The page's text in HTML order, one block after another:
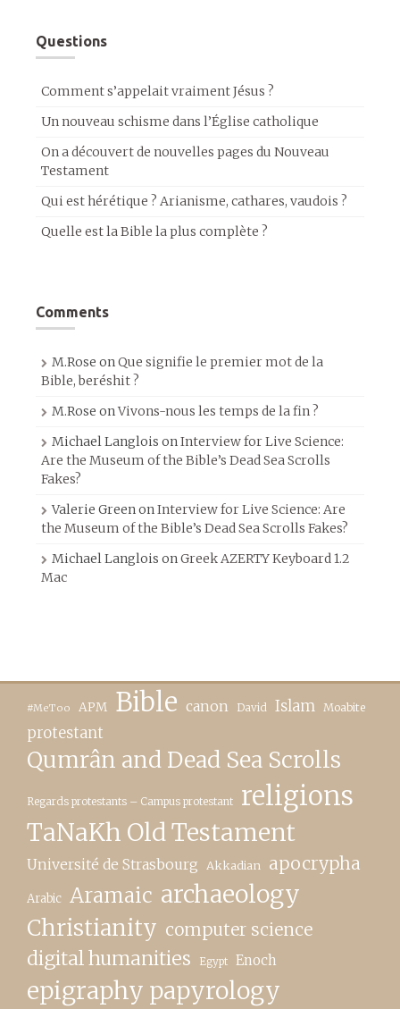
Questions
Comment s’appelait vraiment Jésus ?
Un nouveau schisme dans l’Église catholique
On a découvert de nouvelles pages du Nouveau
Testament
Qui est hérétique ? Arianisme, cathares, vaudois ?
Quelle est la Bible la plus complète ?
Comments
M.Rose onQue signifie le premier mot de la
Bible, beréshit ?
M.Rose onVivons-nous les temps de la fin ?
Michael Langlois onInterview for Live Science:
Are the Museum of the Bible’s Dead Sea Scrolls
Fakes?
Valerie GreenonInterview for Live Science: Are
the Museum of the Bible’s Dead Sea Scrolls Fakes?
Michael Langlois onGreek AZERTY Keyboard 1.2
Mac
#MeToo APM Bible canon David Islam Moabite
protestant
Qumrân and Dead Sea Scrolls
Regards protestants – Campus protestant religions
TaNaKh Old Testament
Université de Strasbourg Akkadian apocrypha
Arabic Aramaic archaeology
Christianity computer science
digital humanities Egypt Enoch
epigraphy papyrology